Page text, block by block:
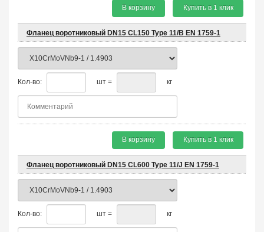
В корзину Купить в 1 клик
Фланец воротниковый DN15 CL150 Type 11/B EN 1759-1
Кол-во: шт = кг
В корзину Купить в 1 клик
Фланец воротниковый DN15 CL600 Type 11/J EN 1759-1
Кол-во: шт = кг